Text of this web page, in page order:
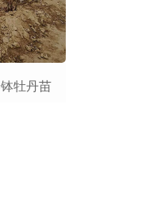
牡丹苗